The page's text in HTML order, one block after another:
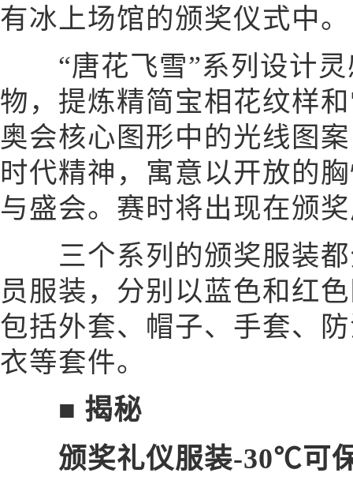
有冰上场馆的颁奖仪式中。
“唐花飞雪”系列设计灵
物，提炼精简宝相花纹样
奥会核心图形中的光线图
时代精神，寓意以开放的
与盛会。赛时将出现在颁
三个系列的颁奖服装都
员服装，分别以蓝色和红
包括外套、帽子、手套、
衣等套件。
■ 揭秘
颁奖礼仪服装-30℃可